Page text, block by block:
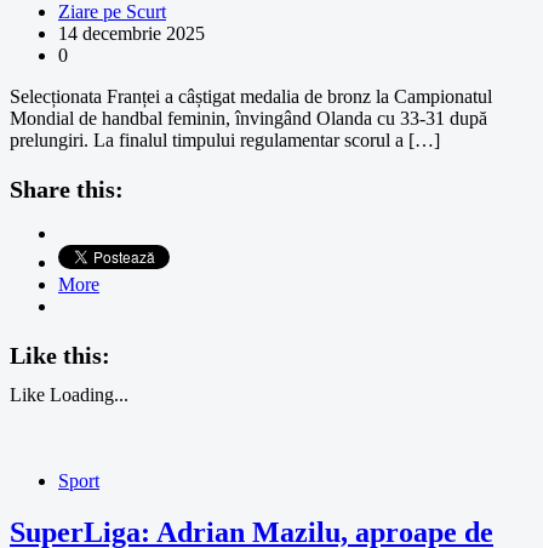
Ziare pe Scurt
14 decembrie 2025
0
Selecționata Franței a câștigat medalia de bronz la Campionatul
Mondial de handbal feminin, învingând Olanda cu 33-31 după
prelungiri. La finalul timpului regulamentar scorul a […]
Share this:
More
Like this:
Like Loading...
Sport
SuperLiga: Adrian Mazilu, aproape de